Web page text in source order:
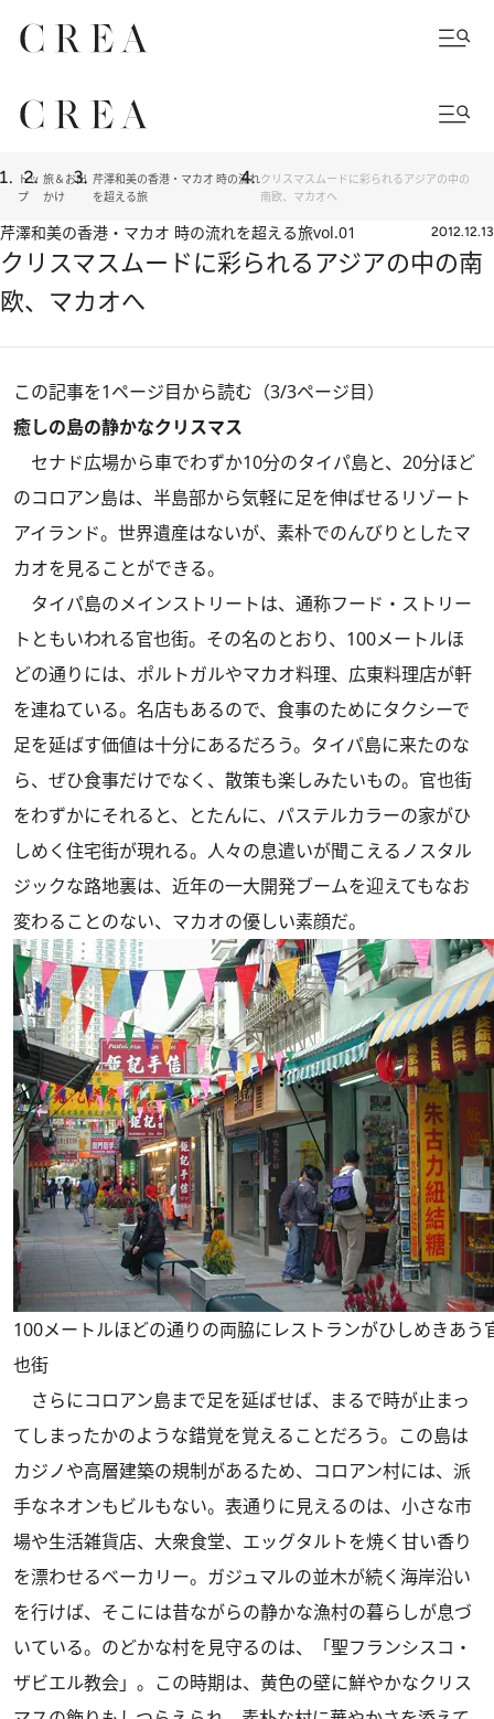
トッ
プ
旅＆お出
かけ
芹澤和美の香港・マカオ 時の流れ
を超える旅
クリスマスムードに彩られるアジアの中の
南欧、マカオへ
芹澤和美の香港・マカオ 時の流れを超える旅vol.01 2012.12.13
クリスマスムードに彩られるアジアの中の南
欧、マカオへ
この記事を1ページ目から読む（3/3ページ目）
癒しの島の静かなクリスマス
セナド広場から車でわずか10分のタイパ島と、20分ほど
のコロアン島は、半島部から気軽に足を伸ばせるリゾート
アイランド。世界遺産はないが、素朴でのんびりとしたマ
カオを見ることができる。
タイパ島のメインストリートは、通称フード・ストリー
トともいわれる官也街。その名のとおり、100メートルほ
どの通りには、ポルトガルやマカオ料理、広東料理店が軒
を連ねている。名店もあるので、食事のためにタクシーで
足を延ばす価値は十分にあるだろう。タイパ島に来たのな
ら、ぜひ食事だけでなく、散策も楽しみたいもの。官也街
をわずかにそれると、とたんに、パステルカラーの家がひ
しめく住宅街が現れる。人々の息遣いが聞こえるノスタル
ジックな路地裏は、近年の一大開発ブームを迎えてもなお
変わることのない、マカオの優しい素顔だ。
100メートルほどの通りの両脇にレストランがひしめきあう
也街
さらにコロアン島まで足を延ばせば、まるで時が止まっ
てしまったかのような錯覚を覚えることだろう。この島は
カジノや高層建築の規制があるため、コロアン村には、派
手なネオンもビルもない。表通りに見えるのは、小さな市
場や生活雑貨店、大衆食堂、エッグタルトを焼く甘い香り
を漂わせるベーカリー。ガジュマルの並木が続く海岸沿い
を行けば、そこには昔ながらの静かな漁村の暮らしが息づ
いている。のどかな村を見守るのは、「聖フランシスコ・
ザビエル教会」。この時期は、黄色の壁に鮮やかなクリス